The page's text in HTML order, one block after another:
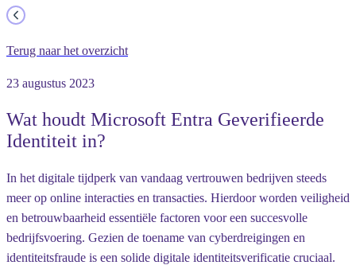
Terug naar het overzicht
23 augustus 2023
Wat houdt Microsoft Entra Geverifieerde
Identiteit in?
In het digitale tijdperk van vandaag vertrouwen bedrijven steeds
meer op online interacties en transacties. Hierdoor worden veiligheid
en betrouwbaarheid essentiële factoren voor een succesvolle
bedrijfsvoering. Gezien de toename van cyberdreigingen en
identiteitsfraude is een solide digitale identiteitsverificatie cruciaal.